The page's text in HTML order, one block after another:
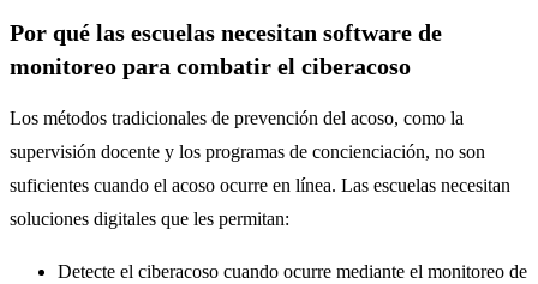
Por qué las escuelas necesitan software de
monitoreo para combatir el ciberacoso
Los métodos tradicionales de prevención del acoso, como la
supervisión docente y los programas de concienciación, no son
suficientes cuando el acoso ocurre en línea. Las escuelas necesitan
soluciones digitales que les permitan:
Detecte el ciberacoso cuando ocurre mediante el monitoreo de